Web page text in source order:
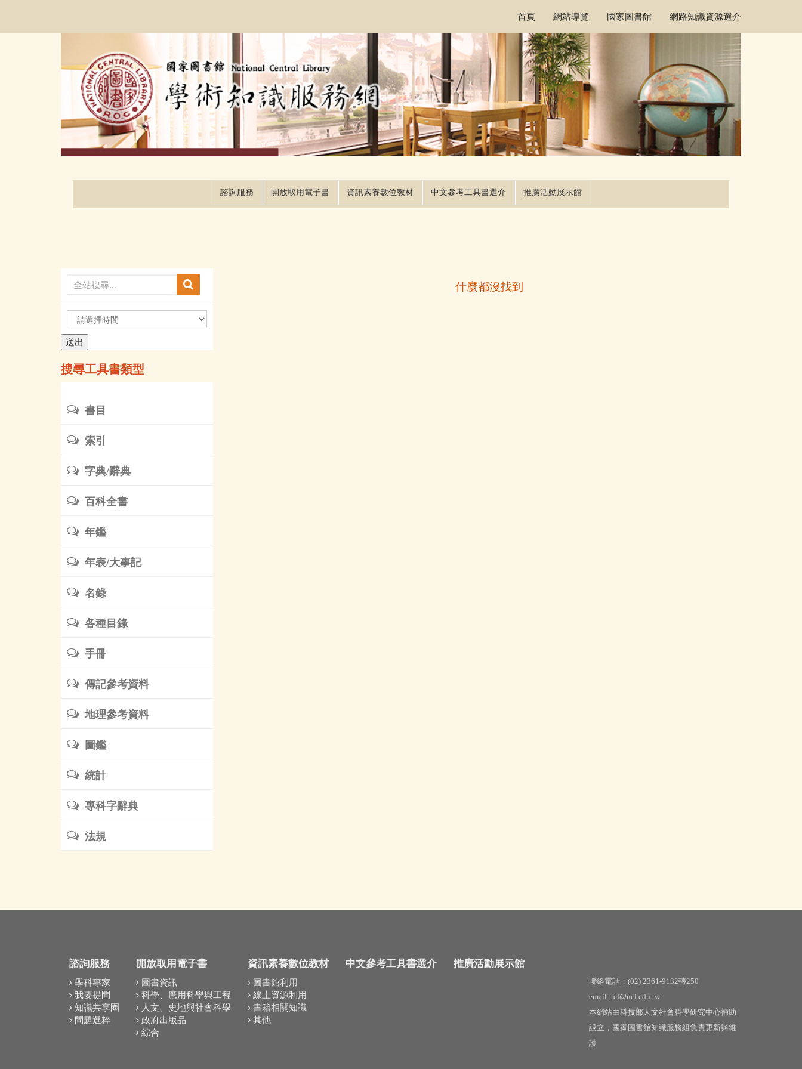
首頁
網站導覽 國家圖書館 網路知識資源選介
諮詢服務 開放取用電子書 資訊素養數位教材 中文參考工具書選介 推廣活動展示館
選
擇
時
間
搜尋工具書類型
書目
索引
字典/辭典
百科全書
年鑑
年表/大事記
名錄
各種目錄
手冊
傳記參考資料
地理參考資料
圖鑑
統計
專科字辭典
法規
什麼都沒找到
諮詢服務
學科專家
我要提問
知識共享圈
問題選粹
開放取用電子書
圖書資訊
科學、應用科學與工程
人文、史地與社會科學
政府出版品
綜合
資訊素養數位教材
圖書館利用
線上資源利用
書籍相關知識
其他
中文參考工具書選介 推廣活動展示館
聯絡電話：(02) 2361-9132轉250
email: ref@ncl.edu.tw
本網站由科技部人文社會科學研究中心補助
設立，國家圖書館知識服務組負責更新與維
護